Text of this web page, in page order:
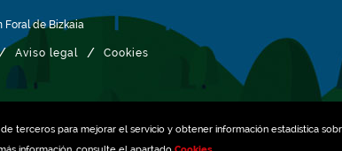
terceros para mejorar el servicio y obtener información estadística
Foral de Bizkaia
Aviso legal / Cookies